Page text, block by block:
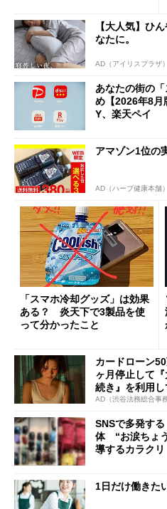
【大人気】ひ
なたに。
AD（アイリスプラザ）
あなたの街の
め【2026年8
Y、楽天ペイ
アマゾン1位の
AD（ハーブ健康本舗）
「スマホ冷却グッズ」は効果
ある？ 炎天下で3製品を使
って分かったこと
カードローン
ヶ月停止して
続き』を利用し
AD（渋谷法務総合事
SNSで多発す
体 “お涙ちょ
導するカラクリ
1日だけ働きた